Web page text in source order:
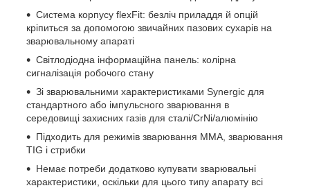
Система корпусу flexFit: безліч приладдя й опцій
кріпиться за допомогою звичайних пазових сухарів на
зварювальному апараті
Світлодіодна інформаційна панель: колірна
сигналізація робочого стану
Зі зварювальними характеристиками Synergic для
стандартного або імпульсного зварювання в
середовищі захисних газів для сталі/CrNi/алюмінію
Підходить для режимів зварювання ММА, зварювання
TIG і стрибки
Немає потреби додатково купувати зварювальні
характеристики, оскільки для цього типу апарату всі